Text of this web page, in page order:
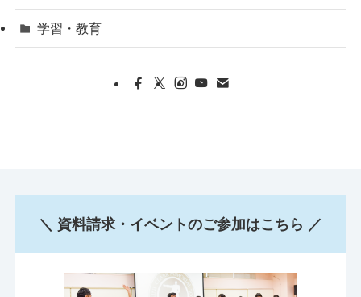
学習・教育
＼ 資料請求・イベントのご参加はこちら ／